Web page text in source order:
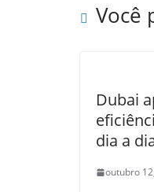
Você
Dubai
dia a
outubro